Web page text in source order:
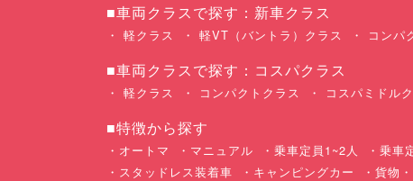
■車両クラスで探す：新車クラス
軽クラス 軽VT（バントラ）クラス コンパ
■車両クラスで探す：コスパクラス
軽クラス コンパクトクラス コスパミドル
■特徴から探す
オートマ マニュアル 乗車定員1~2人 乗車
スタッドレス装着車
キャンピングカー 貨物